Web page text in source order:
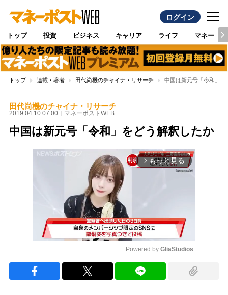
ログイン
トップ 投資 ビジネス キャリア ライフ マネー
トップ 連載・著者 田代尚機のチャイナ・リサーチ 中国は新元号「令和」を
田代尚機のチャイナ・リサーチ
2019.04.10 07:00 マネーポストWEB
中国は新元号「令和」をどう解釈したか
arrow_forward_ios もっと見る
Powered by GliaStudios